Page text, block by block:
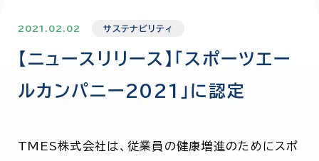
2021.02.02 サステナビリティ
【ニュースリリース】「スポーツエー
ルカンパニー2021」に認定
TMES株式会社は、従業員の健康増進のためにスポ